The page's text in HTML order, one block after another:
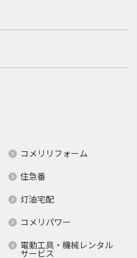
コメリリフォーム
住急番
灯油宅配
コメリパワー
電動工具・機械レンタル
サービス